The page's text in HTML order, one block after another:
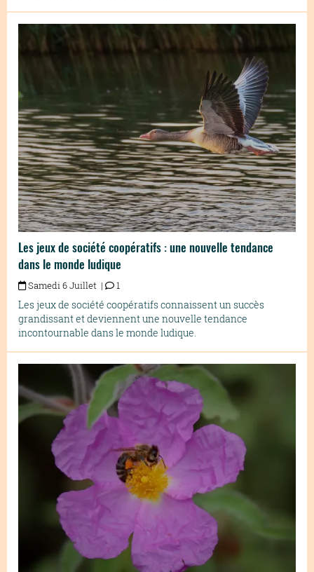
Les jeux de société coopératifs : une nouvelle tendance
dans le monde ludique
Samedi 6 Juillet | 1
Les jeux de société coopératifs connaissent un succès
grandissant et deviennent une nouvelle tendance
incontournable dans le monde ludique.